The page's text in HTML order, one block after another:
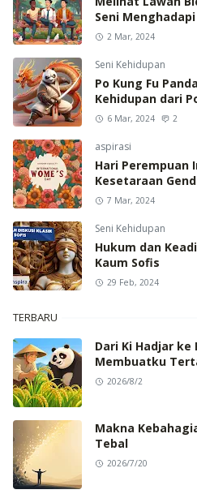
Seni
2 Mar, 2024
Seni Kehidupan
Po Kung Fu
Kehidupan dari
6 Mar, 2024 2
aspirasi
Hari Perempuan
Kesetaraan
7 Mar, 2024
Seni Kehidupan
Hukum dan
Kaum Sofis
29 Feb, 2024
TERBARU
Dari Ki Hadjar ke
Membuatku
2026/8/2
Makna
Tebal
2026/7/20